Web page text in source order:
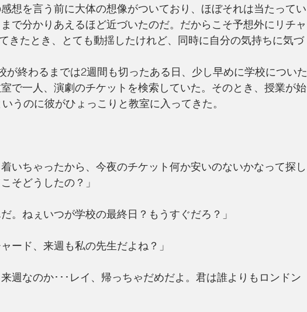
想を言う前に大体の想像がついており、ほぼそれは当たってい
で分かりあえるほど近づいたのだ。だからこそ予想外にリチャ
きたとき、とても動揺したけれど、同時に自分の気持ちに気づ
終わるまでは2週間も切ったある日、少し早めに学校についた
で一人、演劇のチケットを検索していた。そのとき、授業が始
うのに彼がひょっこりと教室に入ってきた。
いちゃったから、今夜のチケット何か安いのないかなって探し
そどうしたの？」
。ねぇいつが学校の最終日？もうすぐだろ？」
ード、来週も私の先生だよね？」
週なのか･･･レイ、帰っちゃだめだよ。君は誰よりもロンドン